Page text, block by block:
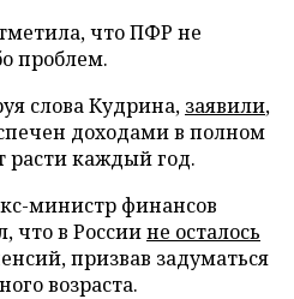
что ПФР не
проблем.
слова Кудрина, заявили,
доходами в полном
расти каждый год.
министр финансов
что в Россиине осталось
призвав задуматься
возраста.